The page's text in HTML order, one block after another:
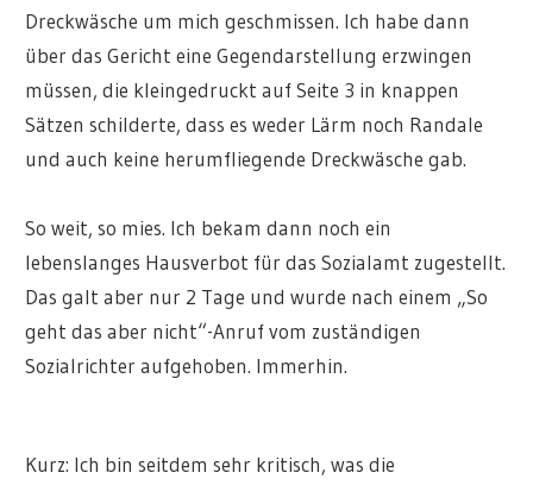
Dreckwäsche um mich geschmissen. Ich habe dann
über das Gericht eine Gegendarstellung erzwingen
müssen, die kleingedruckt auf Seite 3 in knappen
Sätzen schilderte, dass es weder Lärm noch Randale
und auch keine herumfliegende Dreckwäsche gab.
So weit, so mies. Ich bekam dann noch ein
lebenslanges Hausverbot für das Sozialamt zugestellt.
Das galt aber nur 2 Tage und wurde nach einem „So
geht das aber nicht“-Anruf vom zuständigen
Sozialrichter aufgehoben. Immerhin.
Kurz: Ich bin seitdem sehr kritisch, was die